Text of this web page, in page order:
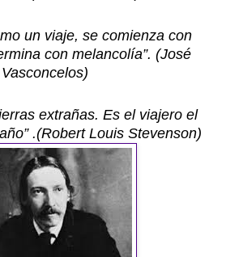
un viaje, se comienza con
con melancolía”. (José
Vasconcelos)
extrañas. Es el viajero el
.(Robert Louis Stevenson)